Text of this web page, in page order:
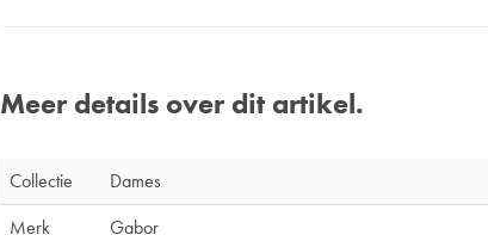
Meer details over dit artikel.
Collectie
Dames
Merk
Gabor